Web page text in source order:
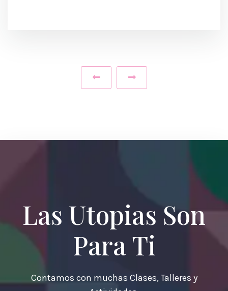
‹ ›
Las Utopias Son
Para Ti
Contamos con muchas Clases, Talleres y